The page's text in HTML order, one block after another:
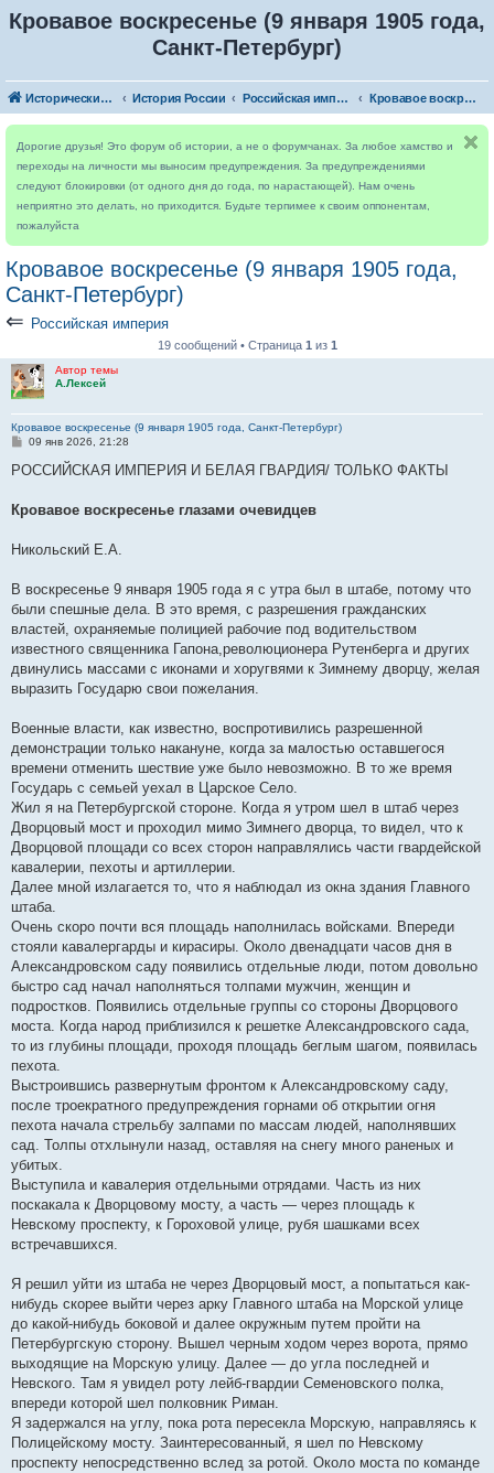
Кровавое воскресенье (9 января 1905 года,
Санкт-Петербург)
Исторический форум История России Российская империя Кровавое воскресенье (9 января 1905 года, Санкт-Петербург)
Дорогие друзья! Это форум об истории, а не о форумчанах. За любое хамство и
переходы на личности мы выносим предупреждения. За предупреждениями
следуют блокировки (от одного дня до года, по нарастающей). Нам очень
неприятно это делать, но приходится. Будьте терпимее к своим оппонентам,
пожалуйста
Кровавое воскресенье (9 января 1905 года,
Санкт-Петербург)
⇐ Российская империя
19 сообщений • Страница 1 из 1
Автор темы
А.Лексей
Кровавое воскресенье (9 января 1905 года, Санкт-Петербург)
С
о
е
е
09 янв 2026, 21:28
РОССИЙСКАЯ ИМПЕРИЯ И БЕЛАЯ ГВАРДИЯ/ ТОЛЬКО ФАКТЫ
Кровавое воскресенье глазами очевидцев
Никольский Е.А.
В воскресенье 9 января 1905 года я с утра был в штабе, потому что
были спешные дела. В это время, с разрешения гражданских
властей, охраняемые полицией рабочие под водительством
известного священника Гапона,революционера Рутенберга и других
двинулись массами с иконами и хоругвями к Зимнему дворцу, желая
выразить Государю свои пожелания.
Военные власти, как известно, воспротивились разрешенной
демонстрации только накануне, когда за малостью оставшегося
времени отменить шествие уже было невозможно. В то же время
Государь с семьей уехал в Царское Село.
Жил я на Петербургской стороне. Когда я утром шел в штаб через
Дворцовый мост и проходил мимо Зимнего дворца, то видел, что к
Дворцовой площади со всех сторон направлялись части гвардейской
кавалерии, пехоты и артиллерии.
Далее мной излагается то, что я наблюдал из окна здания Главного
штаба.
Очень скоро почти вся площадь наполнилась войсками. Впереди
стояли кавалергарды и кирасиры. Около двенадцати часов дня в
Александровском саду появились отдельные люди, потом довольно
быстро сад начал наполняться толпами мужчин, женщин и
подростков. Появились отдельные группы со стороны Дворцового
моста. Когда народ приблизился к решетке Александровского сада,
то из глубины площади, проходя площадь беглым шагом, появилась
пехота.
Выстроившись развернутым фронтом к Александровскому саду,
после троекратного предупреждения горнами об открытии огня
пехота начала стрельбу залпами по массам людей, наполнявших
сад. Толпы отхлынули назад, оставляя на снегу много раненых и
убитых.
Выступила и кавалерия отдельными отрядами. Часть из них
поскакала к Дворцовому мосту, а часть — через площадь к
Невскому проспекту, к Гороховой улице, рубя шашками всех
встречавшихся.
Я решил уйти из штаба не через Дворцовый мост, а попытаться как-
нибудь скорее выйти через арку Главного штаба на Морской улице
до какой-нибудь боковой и далее окружным путем пройти на
Петербургскую сторону. Вышел черным ходом через ворота, прямо
выходящие на Морскую улицу. Далее — до угла последней и
Невского. Там я увидел роту лейб-гвардии Семеновского полка,
впереди которой шел полковник Риман.
Я задержался на углу, пока рота пересекла Морскую, направляясь к
Полицейскому мосту. Заинтересованный, я шел по Невскому
проспекту непосредственно вслед за ротой. Около моста по команде